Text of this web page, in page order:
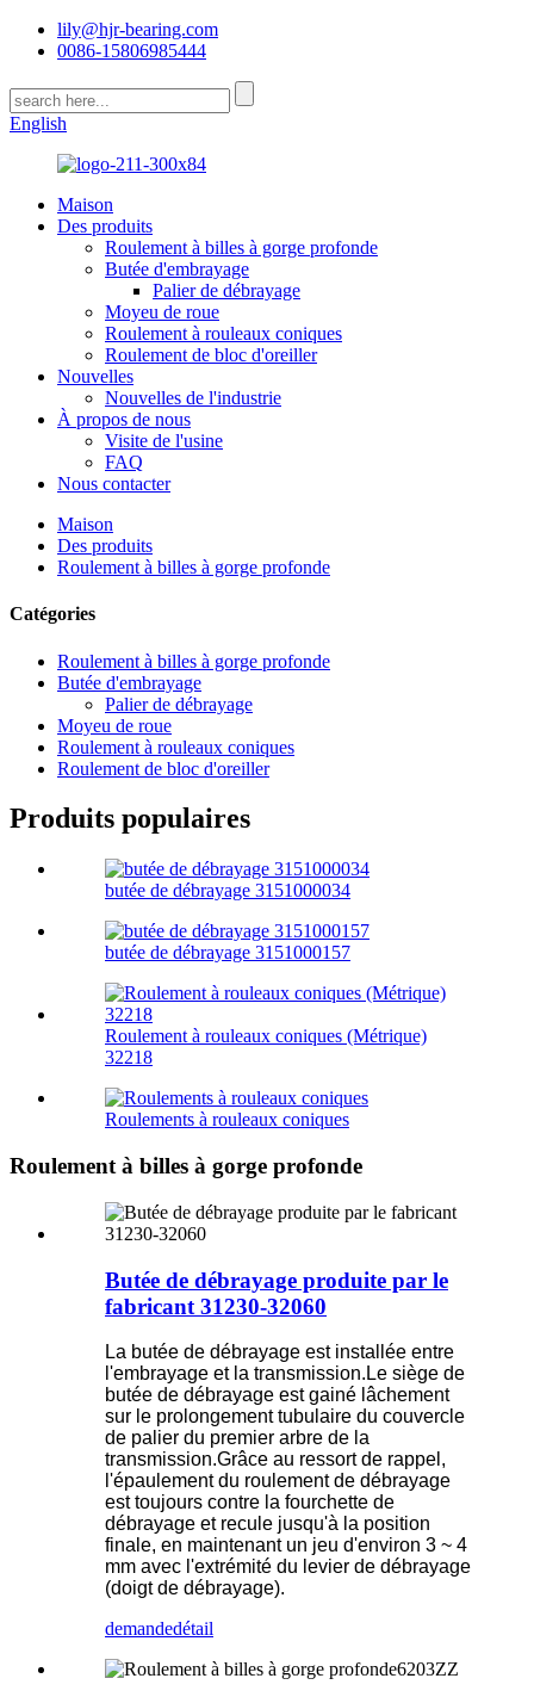
lily@hjr-bearing.com
0086-15806985444
English
Maison
Des produits
Roulement à billes à gorge profonde
Butée d'embrayage
Palier de débrayage
Moyeu de roue
Roulement à rouleaux coniques
Roulement de bloc d'oreiller
Nouvelles
Nouvelles de l'industrie
À propos de nous
Visite de l'usine
FAQ
Nous contacter
Maison
Des produits
Roulement à billes à gorge profonde
Catégories
Roulement à billes à gorge profonde
Butée d'embrayage
Palier de débrayage
Moyeu de roue
Roulement à rouleaux coniques
Roulement de bloc d'oreiller
Produits populaires
butée de débrayage 3151000034
butée de débrayage 3151000157
Roulement à rouleaux coniques (Métrique)
32218
Roulements à rouleaux coniques
Roulement à billes à gorge profonde
Butée de débrayage produite par le
fabricant 31230-32060
La butée de débrayage est installée entre
l'embrayage et la transmission.Le siège de
butée de débrayage est gainé lâchement
sur le prolongement tubulaire du couvercle
de palier du premier arbre de la
transmission.Grâce au ressort de rappel,
l'épaulement du roulement de débrayage
est toujours contre la fourchette de
débrayage et recule jusqu'à la position
finale, en maintenant un jeu d'environ 3 ~ 4
mm avec l'extrémité du levier de débrayage
(doigt de débrayage).
demandedétail